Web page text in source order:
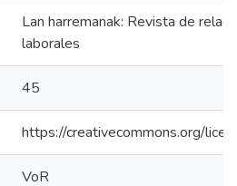
Lan harremanak: Revista de
laborales
45
https://creativecommons.org/
VoR